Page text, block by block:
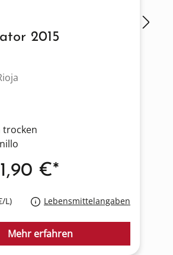
2015
trocken
L) Lebensmittelangaben
€*
Mehr erfahren